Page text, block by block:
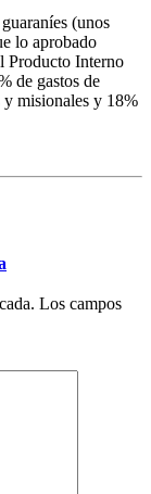
(unos
lo aprobado
Producto Interno
de gastos de
y misionales y 18%
Los campos